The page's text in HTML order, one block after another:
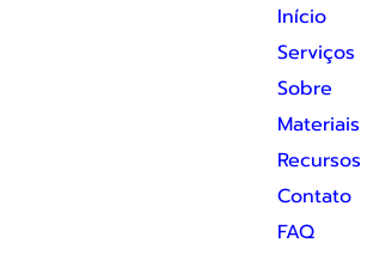
Início
Serviços
Sobre
Materiais
Recursos
Contato
FAQ